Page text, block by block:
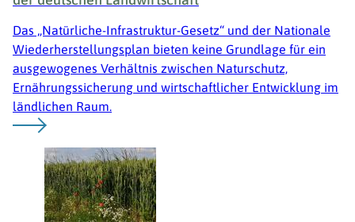
Das „Natürliche-Infrastruktur-Gesetz“ und der Nationale
Wiederherstellungsplan bieten keine Grundlage für ein
ausgewogenes Verhältnis zwischen Naturschutz,
Ernährungssicherung und wirtschaftlicher Entwicklung im
ländlichen Raum.